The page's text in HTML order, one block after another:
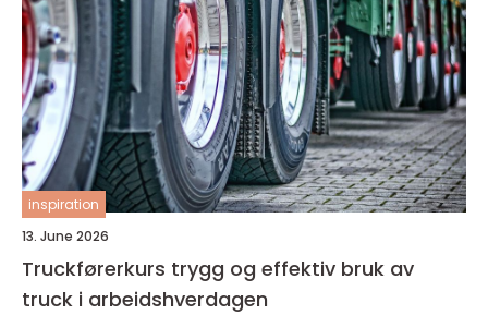
inspiration
13. June 2026
Truckførerkurs trygg og effektiv bruk av
truck i arbeidshverdagen